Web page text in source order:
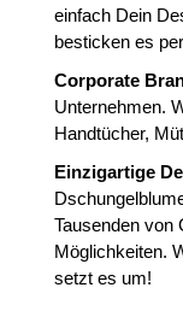
einfach Dein
besticken es
Corporate
Unternehmen.
Handtücher,
Einzigartige
Tausenden von
Möglichkeiten.
setzt es um!